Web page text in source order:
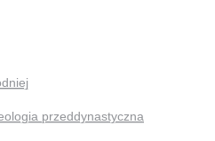
przeddynastyczna